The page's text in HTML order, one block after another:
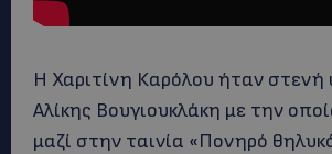
Η Χαριτίνη Καρόλου ήταν στενή
Αλίκης Βουγιουκλάκη με την
μαζί στην ταινία «Πονηρό